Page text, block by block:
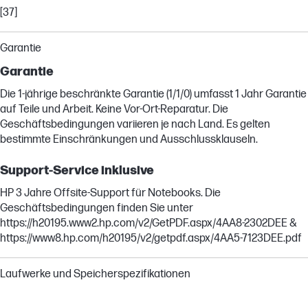
[37]
Garantie
Garantie
Die 1-jährige beschränkte Garantie (1/1/0) umfasst 1 Jahr Garantie
auf Teile und Arbeit. Keine Vor-Ort-Reparatur. Die
Geschäftsbedingungen variieren je nach Land. Es gelten
bestimmte Einschränkungen und Ausschlussklauseln.
Support-Service inklusive
HP 3 Jahre Offsite-Support für Notebooks. Die
Geschäftsbedingungen finden Sie unter
https://h20195.www2.hp.com/v2/GetPDF.aspx/4AA8-2302DEE &
https://www8.hp.com/h20195/v2/getpdf.aspx/4AA5-7123DEE.pdf
Laufwerke und Speicherspezifikationen